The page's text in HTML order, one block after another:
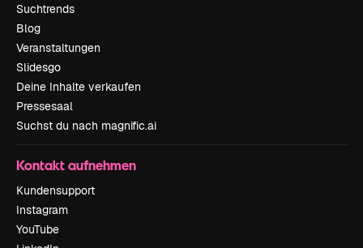
Suchtrends
Blog
Veranstaltungen
Slidesgo
Deine Inhalte verkaufen
Pressesaal
Suchst du nach magnific.ai
Kontakt aufnehmen
Kundensupport
Instagram
YouTube